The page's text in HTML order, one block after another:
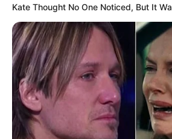
Kate Thought No One Noticed, But It